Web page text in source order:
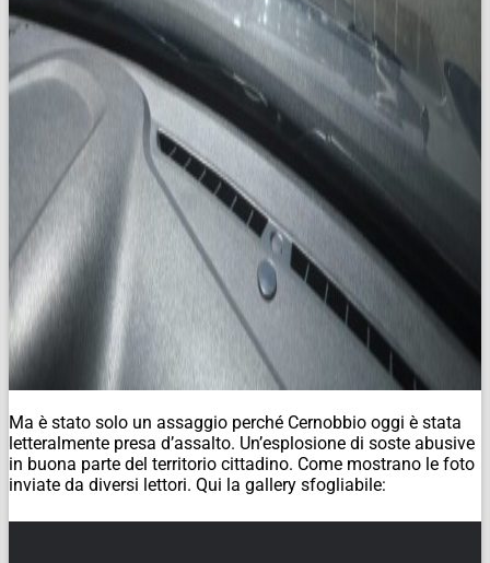
Ma è stato solo un assaggio perché Cernobbio oggi è stata
letteralmente presa d’assalto. Un’esplosione di soste abusive
in buona parte del territorio cittadino. Come mostrano le foto
inviate da diversi lettori. Qui la gallery sfogliabile: